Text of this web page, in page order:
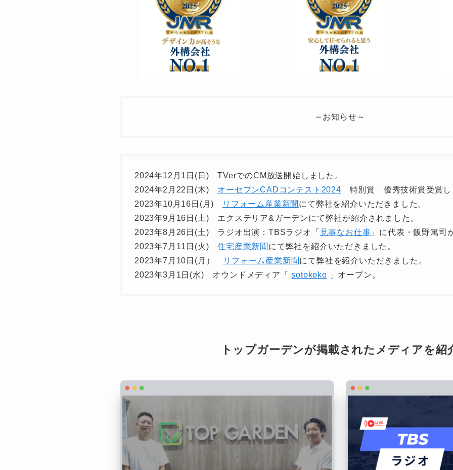
～お知らせ～
2024年12月1日(日) TVerでのCM放送開始しました。
2024年2月22日(木) オーセブンCADコンテスト2024 特別賞 優秀技術賞受賞し
2023年10月16日(月)
リフォーム産業新聞 にて弊社を紹介いただきました。
2023年9月16日(土) エクステリア&ガーデンにて弊社が紹介されました。
2023年8月26日(土) ラジオ出演：TBSラジオ「 見事なお仕事 」に代表・飯野篤司
2023年7月11日(火)住宅産業新聞 にて弊社を紹介いただきました。
2023年7月10日(月）
リフォーム産業新聞にて弊社を紹介いただきました。
2023年3月1日(水) オウンドメディア「sotokoko 」オープン。
トップガーデンが掲載されたメディアを紹